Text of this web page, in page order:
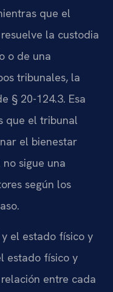
que el
la custodia
o de una
tribunales, la
§ 20-124.3. Esa
que el tribunal
el bienestar
sigue una
según los
el estado físico y
estado físico y
entre cada